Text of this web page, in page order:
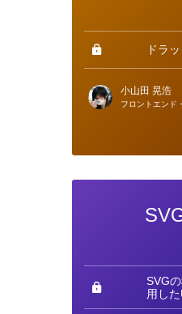
ー
ドラ
小山田 晃浩
フロントエンド
リ
SVG
用し